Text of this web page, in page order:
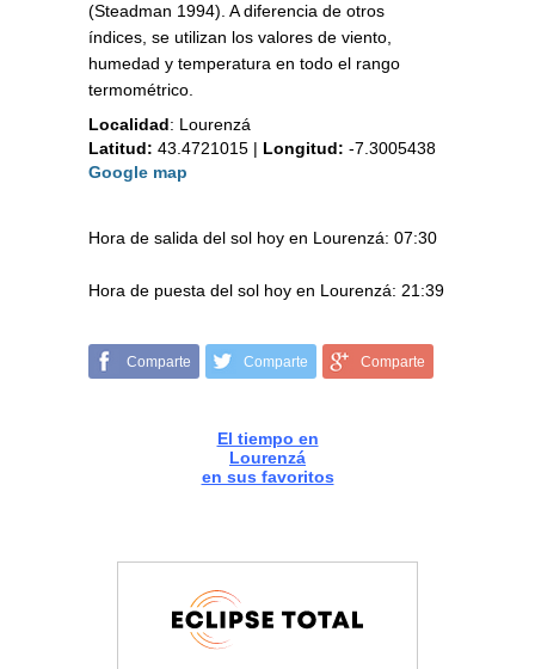
(Steadman 1994). A diferencia de otros
índices, se utilizan los valores de viento,
humedad y temperatura en todo el rango
termométrico.
Localidad: Lourenzá
Latitud: 43.4721015 | Longitud: -7.3005438
Google map
Hora de salida del sol hoy en Lourenzá: 07:30
Hora de puesta del sol hoy en Lourenzá: 21:39
Comparte Comparte Comparte
El tiempo en
Lourenzá
en sus favoritos